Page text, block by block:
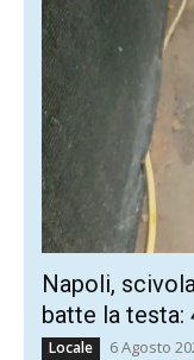
Napoli,
batte la testa:
Locale 6 Agosto